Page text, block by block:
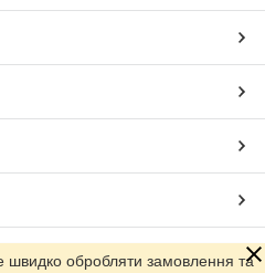
Prom.ua
швидко обробляти замовлення та